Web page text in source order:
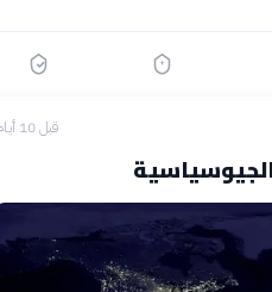
قبل 10 أيام
الجيوسياسية